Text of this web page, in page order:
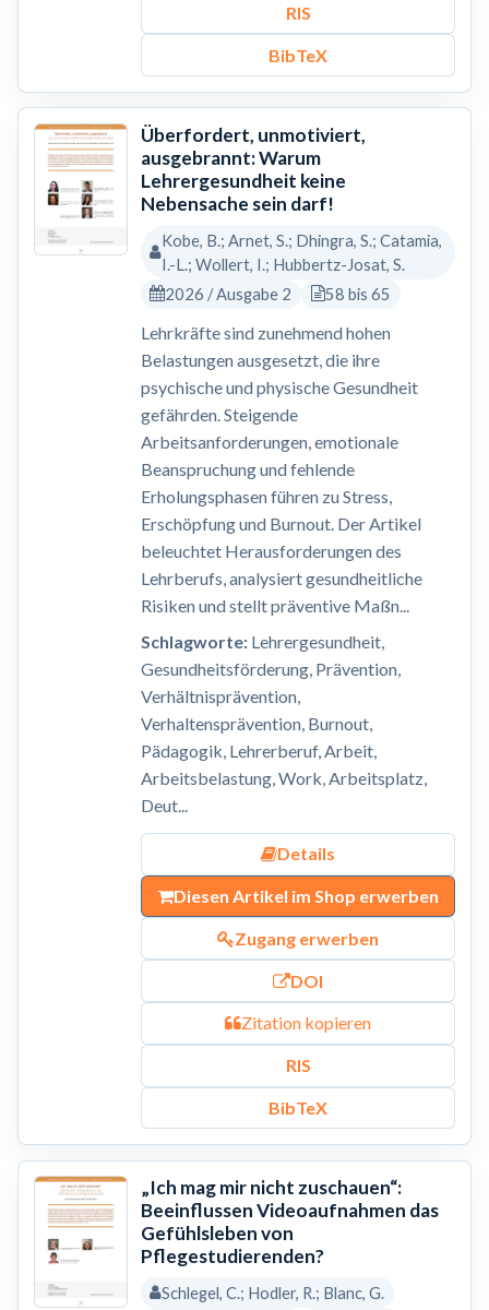
RIS
BibTeX
Überfordert, unmotiviert,
ausgebrannt: Warum
Lehrergesundheit keine
Nebensache sein darf!
Kobe, B.; Arnet, S.; Dhingra, S.; Catamia,
I.-L.; Wollert, I.; Hubbertz-Josat, S.
2026 / Ausgabe 2
58 bis 65
Lehrkräfte sind zunehmend hohen
Belastungen ausgesetzt, die ihre
psychische und physische Gesundheit
gefährden. Steigende
Arbeitsanforderungen, emotionale
Beanspruchung und fehlende
Erholungsphasen führen zu Stress,
Erschöpfung und Burnout. Der Artikel
beleuchtet Herausforderungen des
Lehrberufs, analysiert gesundheitliche
Risiken und stellt präventive Maßn...
Schlagworte:Lehrergesundheit,
Gesundheitsförderung, Prävention,
Verhältnisprävention,
Verhaltensprävention, Burnout,
Pädagogik, Lehrerberuf, Arbeit,
Arbeitsbelastung, Work, Arbeitsplatz,
Deut...
Details
Diesen Artikel im Shop erwerben
Zugang erwerben
DOI
Zitation kopieren
RIS
BibTeX
„Ich mag mir nicht zuschauen“:
Beeinflussen Videoaufnahmen das
Gefühlsleben von
Pflegestudierenden?
Schlegel, C.; Hodler, R.; Blanc, G.